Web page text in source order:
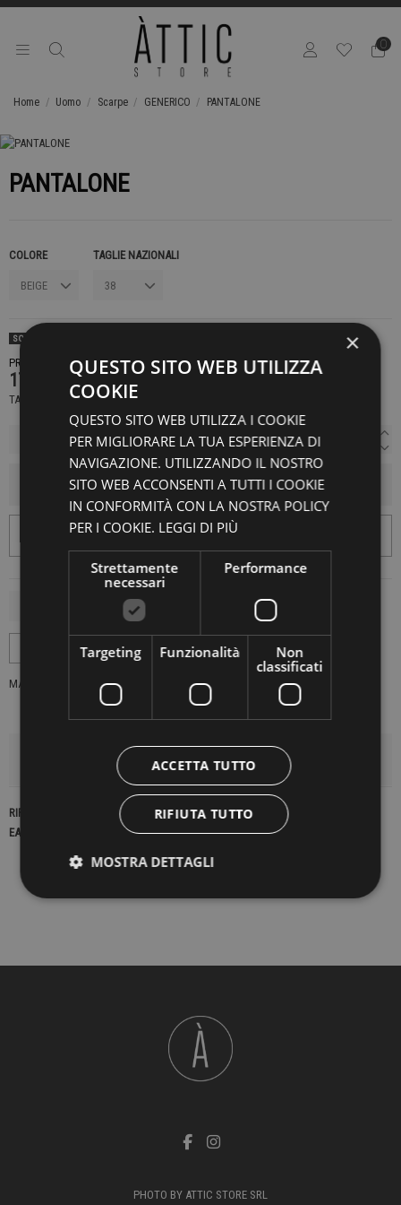
0
Home Uomo Scarpe GENERICO PANTALONE
PANTALONE
COLORE TAGLIE NAZIONALI
SOLD OUT
PRODOTTO NON DISPONIBILE CONTATTACI PER SAPERE DI PIÙ
179,00 €
TASSE INCLUSE
AGGIUNGI AL CARRELLO
MARCA:
DETTAGLI DEL PRODOTTO
RIFERIMENTO
EAN13
PHOTO BY ATTIC STORE SRL
×
QUESTO SITO WEB UTILIZZA
COOKIE
QUESTO SITO WEB UTILIZZA I COOKIE
PER MIGLIORARE LA TUA ESPERIENZA DI
NAVIGAZIONE. UTILIZZANDO IL NOSTRO
SITO WEB ACCONSENTI A TUTTI I COOKIE
IN CONFORMITÀ CON LA NOSTRA POLICY
PER I COOKIE. LEGGI DI PIÙ
Strettamente
necessari
Performance
Targeting Funzionalità
Non
classificati
ACCETTA TUTTO
RIFIUTA TUTTO
MOSTRA DETTAGLI